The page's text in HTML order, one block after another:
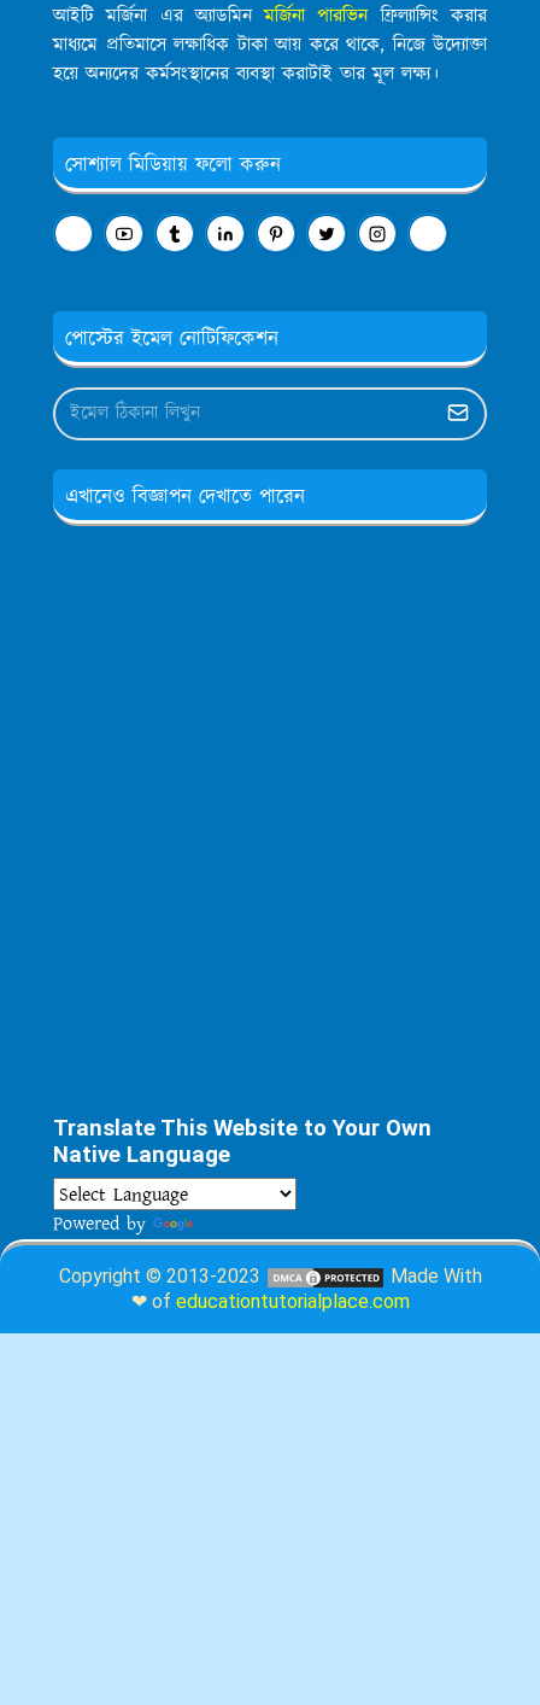
আইটি মর্জিনা এর অ্যাডমিনমর্জিনা পারভিনফ্রিল্যান্সিং করার
মাধ্যমে প্রতিমাসে লক্ষাধিক টাকা আয় করে থাকে, নিজে উদ্যোক্তা
হয়ে অন্যদের কর্মসংস্থানের ব্যবস্থা করাটাই তার মূল লক্ষ্য।
সোশ্যাল মিডিয়ায় ফলো করুন
পোস্টের ইমেল নোটিফিকেশন
এখানেও বিজ্ঞাপন দেখাতে পারেন
Translate This Website to Your Own
Native Language
Powered by
Copyright © 2013-2023
Made With
❤ of educationtutorialplace.com